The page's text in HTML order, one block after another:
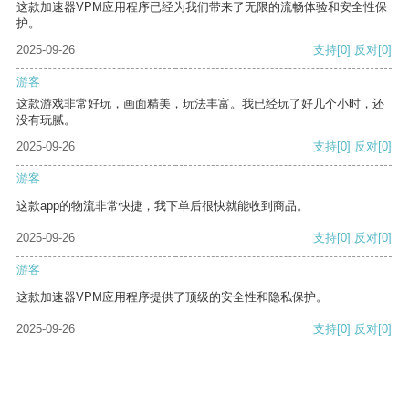
这款加速器VPM应用程序已经为我们带来了无限的流畅体验和安全性保
护。
2025-09-26
支持[0] 反对[0]
游客
这款游戏非常好玩，画面精美，玩法丰富。我已经玩了好几个小时，还
没有玩腻。
2025-09-26
支持[0] 反对[0]
游客
这款app的物流非常快捷，我下单后很快就能收到商品。
2025-09-26 支持[0] 反对[0]
游客
这款加速器VPM应用程序提供了顶级的安全性和隐私保护。
2025-09-26 支持[0] 反对[0]